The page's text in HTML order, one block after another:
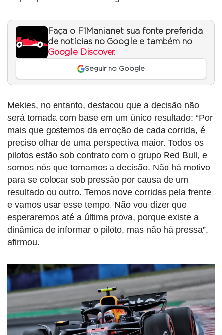
Faça o F1Mania.net sua fonte preferida
de notícias no Google e também no
Google Discover.
Seguir no Google
Mekies, no entanto, destacou que a decisão não
será tomada com base em um único resultado: “Por
mais que gostemos da emoção de cada corrida, é
preciso olhar de uma perspectiva maior. Todos os
pilotos estão sob contrato com o grupo Red Bull, e
somos nós que tomamos a decisão. Não há motivo
para se colocar sob pressão por causa de um
resultado ou outro. Temos nove corridas pela frente
e vamos usar esse tempo. Não vou dizer que
esperaremos até a última prova, porque existe a
dinâmica de informar o piloto, mas não há pressa”,
afirmou.